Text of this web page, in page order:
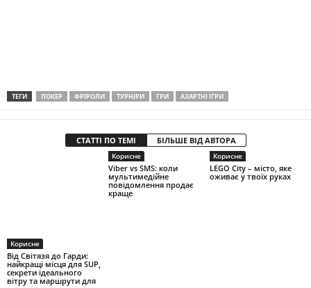
ТЕГИ ПОКЕР ФРІРОЛИ ТУРНІРИ ГРИ АЗАРТНІ ІГРИ
СТАТТІ ПО ТЕМІ БІЛЬШЕ ВІД АВТОРА
Корисне
Від Світязя до Гарди:
найкращі місця для SUP,
секрети ідеального
вітру та маршрути для
Корисне
Viber vs SMS: коли
мультимедійне
повідомлення продає
краще
Корисне
LEGO City – місто, яке
оживає у твоїх руках